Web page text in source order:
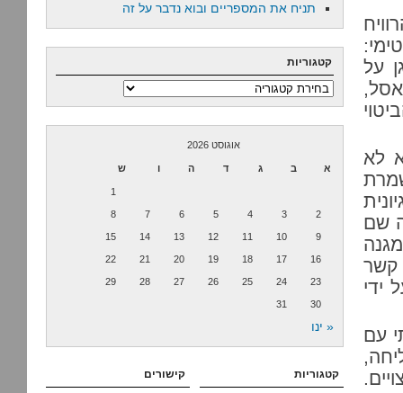
על
לא
שם
קשר
ידי
עם
תניח את המספריים ובוא נדבר על זה
קטגוריות
קטגוריות
אוגוסט 2026
א ב ג ד ה ו ש
1
2
3
4
5
6
7
8
9
10
11
12
13
14
15
16
17
18
19
20
21
22
23
24
25
26
27
28
29
30
31
« ינו
קטגוריות קישורים